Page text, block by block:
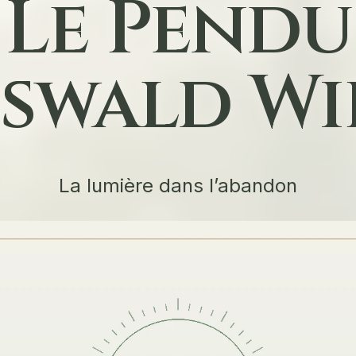
Le Pendu
La lumière dans l’abandon